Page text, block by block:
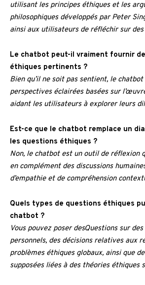
utilisant les principes éthiques et les
philosophiques développés par Peter
ainsi aux utilisateurs de réfléchir sur
Le chatbot peut-il vraiment fournir
éthiques pertinents ?
Bien qu’il ne soit pas sentient, le
perspectives éclairées basées sur
aidant les utilisateurs à explorer leurs
Est-ce que le chatbot remplace un
les questions éthiques ?
Non, le chatbot est un outil de réflexion
en complément des discussions
d’empathie et de compréhension
Quels types de questions éthiques
chatbot ?
Vous pouvez poser desQuestions sur
personnels, des décisions relatives aux
problèmes éthiques globaux, ainsi que
supposées liées à des théories éthiques